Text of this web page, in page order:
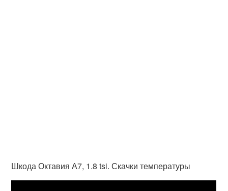
Шкода Октавия А7, 1.8 tsi. Скачки температуры